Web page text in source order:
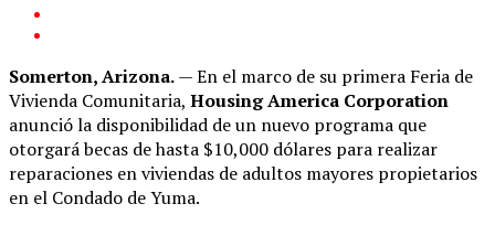
Somerton, Arizona.— En el marco de su primera Feria de
Vivienda Comunitaria, Housing America Corporation
anunció la disponibilidad de un nuevo programa que
otorgará becas de hasta $10,000 dólares para realizar
reparaciones en viviendas de adultos mayores propietarios
en el Condado de Yuma.